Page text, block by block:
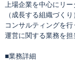
上場企業を中心にリ
（成長する組織づく
コンサルティングを
運営に関する業務を担
■業務詳細